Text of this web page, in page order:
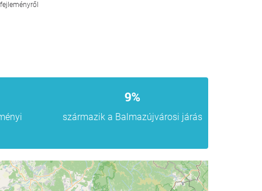
9%
származik a Balmazújvárosi járás